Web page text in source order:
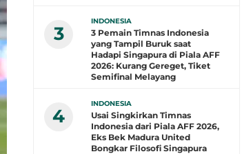
3
INDONESIA
3 Pemain Timnas Indonesia
yang Tampil Buruk saat
Hadapi Singapura di Piala AFF
2026: Kurang Gereget, Tiket
Semifinal Melayang
4
INDONESIA
Usai Singkirkan Timnas
Indonesia dari Piala AFF 2026,
Eks Bek Madura United
Bongkar Filosofi Singapura